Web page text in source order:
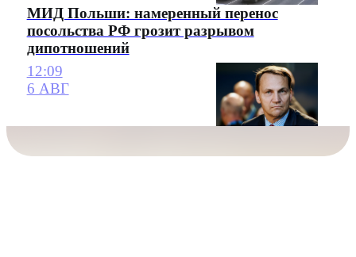
МИД Польши: намеренный перенос
посольства РФ грозит разрывом
дипотношений
12:09
6 АВГ